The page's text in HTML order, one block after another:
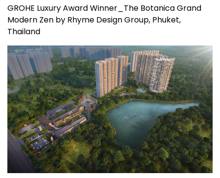
GROHE Luxury Award Winner_The Botanica Grand
Modern Zen by Rhyme Design Group, Phuket,
Thailand